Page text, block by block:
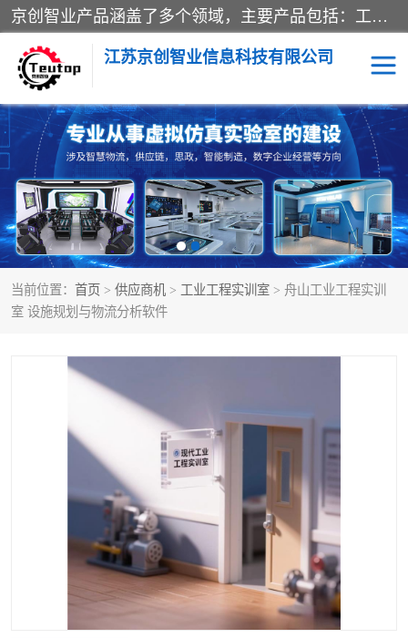
京创智业产品涵盖了多个领域，主要产品包括：工业4.0生产线解决方案，智慧物流综合实训室，教学设备与实验室建设，虚拟仿真实验室等。公司将秉持“创新、执着、诚信、共赢”的理念，以“将服务当作使命”为核心价值观，致力于为客户创造价值，与客户、合作伙伴和员工共同成长。
江苏京创智业信息科技有限公司
当前位置： 首页 > 供应商机 > 工业工程实训室 > 舟山工业工程实训
室 设施规划与物流分析软件
VR物流实训 低碳供应链
生产系统仿真 冷链物流
供应链管理 思政
智慧零售实训 智能制造
物流数字孪生
工业工程实训室